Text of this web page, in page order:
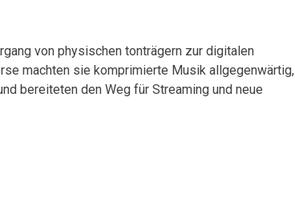
von physischen tonträgern zur digitalen
machten⁤ sie komprimierte Musik allgegenwärtig,
bereiteten den⁢ Weg für ‍Streaming und neue